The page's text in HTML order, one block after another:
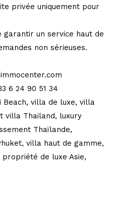
privée uniquement pour
un service haut de
non sérieuses.
6 24 90 51 34
Beach, villa de luxe, villa
villa Thailand, luxury
Thaïlande,
villa haut de gamme,
de luxe Asie,